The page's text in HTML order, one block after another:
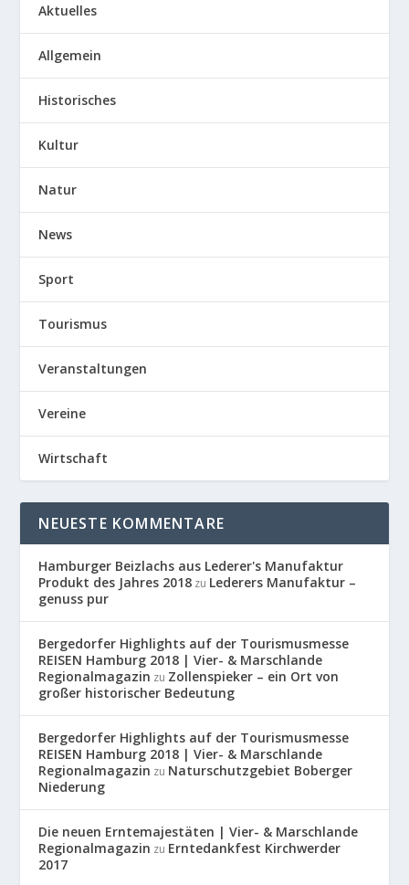
Aktuelles
Allgemein
Historisches
Kultur
Natur
News
Sport
Tourismus
Veranstaltungen
Vereine
Wirtschaft
NEUESTE KOMMENTARE
Hamburger Beizlachs aus Lederer's Manufaktur
Produkt des Jahres 2018 zu Lederers Manufaktur –
genuss pur
Bergedorfer Highlights auf der Tourismusmesse
REISEN Hamburg 2018 | Vier- & Marschlande
Regionalmagazin zu Zollenspieker – ein Ort von
großer historischer Bedeutung
Bergedorfer Highlights auf der Tourismusmesse
REISEN Hamburg 2018 | Vier- & Marschlande
Regionalmagazin zu Naturschutzgebiet Boberger
Niederung
Die neuen Erntemajestäten | Vier- & Marschlande
Regionalmagazin zu Erntedankfest Kirchwerder
2017